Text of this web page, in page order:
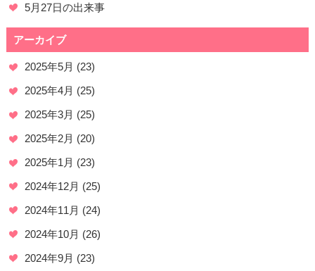
5月27日の出来事
アーカイブ
2025年5月 (23)
2025年4月 (25)
2025年3月 (25)
2025年2月 (20)
2025年1月 (23)
2024年12月 (25)
2024年11月 (24)
2024年10月 (26)
2024年9月 (23)